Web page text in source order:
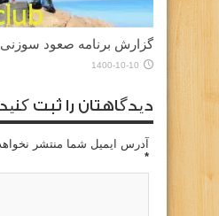
گزارش برنامه صعود سوزنی
1400-10-10
دیدگاهتان را ثبت کنید
آدرس ایمیل شما منتشر
*